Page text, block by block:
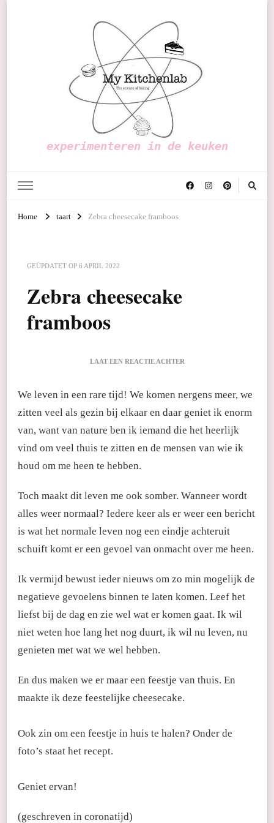
experimenteren in de keuken
Home taart Zebra cheesecake framboos
GEÜPDATET OP 6 APRIL 2022
Zebra cheesecake
framboos
LAAT EEN REACTIE ACHTEROP
FRAMBOOS
We leven in een rare tijd! We komen nergens meer, we
zitten veel als gezin bij elkaar en daar geniet ik enorm
van, want van nature ben ik iemand die het heerlijk
vind om veel thuis te zitten en de mensen van wie ik
houd om me heen te hebben.
Toch maakt dit leven me ook somber. Wanneer wordt
alles weer normaal? Iedere keer als er weer een bericht
is wat het normale leven nog een eindje achteruit
schuift komt er een gevoel van onmacht over me heen.
Ik vermijd bewust ieder nieuws om zo min mogelijk de
negatieve gevoelens binnen te laten komen. Leef het
liefst bij de dag en zie wel wat er komen gaat. Ik wil
niet weten hoe lang het nog duurt, ik wil nu leven, nu
genieten met wat we wel hebben.
En dus maken we er maar een feestje van thuis. En
maakte ik deze feestelijke cheesecake.
Ook zin om een feestje in huis te halen? Onder de
foto’s staat het recept.
Geniet ervan!
(geschreven in coronatijd)